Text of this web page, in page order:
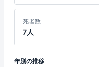
死者数
7人
年別の推移